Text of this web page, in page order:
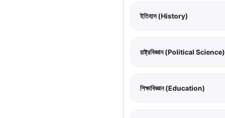
ইতিহাস (History)
রাষ্ট্রবিজ্ঞান (Political Science)
শিক্ষাবিজ্ঞান (Education)